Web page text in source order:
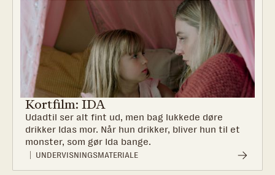
Kortfilm: IDA
Udadtil ser alt fint ud, men bag lukkede døre
drikker Idas mor. Når hun drikker, bliver hun til et
monster, som gør Ida bange.
UNDERVISNINGSMATERIALE